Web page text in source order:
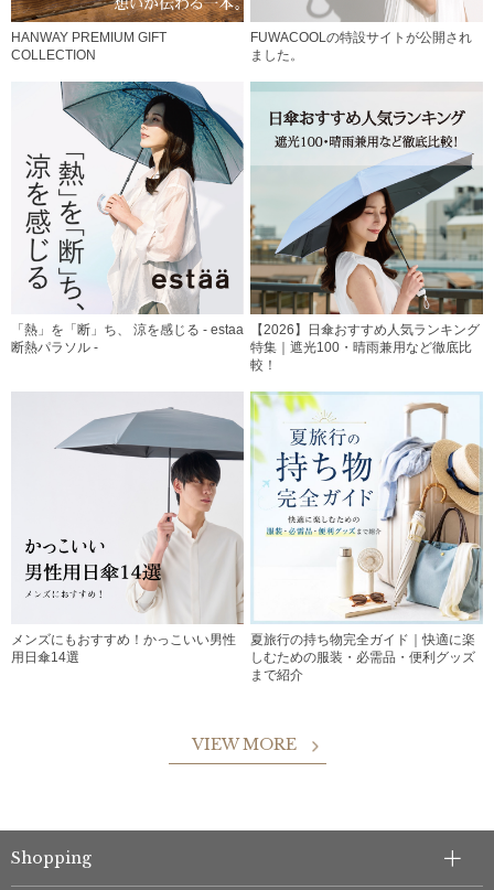
HANWAY PREMIUM GIFT
COLLECTION
FUWACOOLの特設サイトが公開され
ました。
「熱」を「断」ち、 涼を感じる - estaa
断熱パラソル -
【2026】日傘おすすめ人気ランキング
特集｜遮光100・晴雨兼用など徹底比
較！
メンズにもおすすめ！かっこいい男性
用日傘14選
夏旅行の持ち物完全ガイド｜快適に楽
しむための服装・必需品・便利グッズ
まで紹介
VIEW MORE
Shopping